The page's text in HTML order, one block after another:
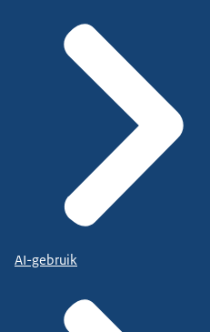
AI-gebruik